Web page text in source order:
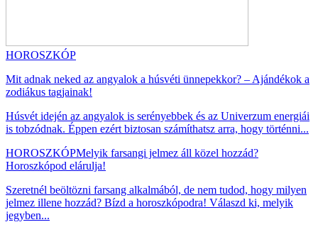
HOROSZKÓP
Mit adnak neked az angyalok a húsvéti ünnepekkor? – Ajándékok a
zodiákus tagjainak!
Húsvét idején az angyalok is serényebbek és az Univerzum energiái
is tobzódnak. Éppen ezért biztosan számíthatsz arra, hogy történni...
HOROSZKÓPMelyik farsangi jelmez áll közel hozzád?
Horoszkópod elárulja!
Szeretnél beöltözni farsang alkalmából, de nem tudod, hogy milyen
jelmez illene hozzád? Bízd a horoszkópodra! Válaszd ki, melyik
jegyben...